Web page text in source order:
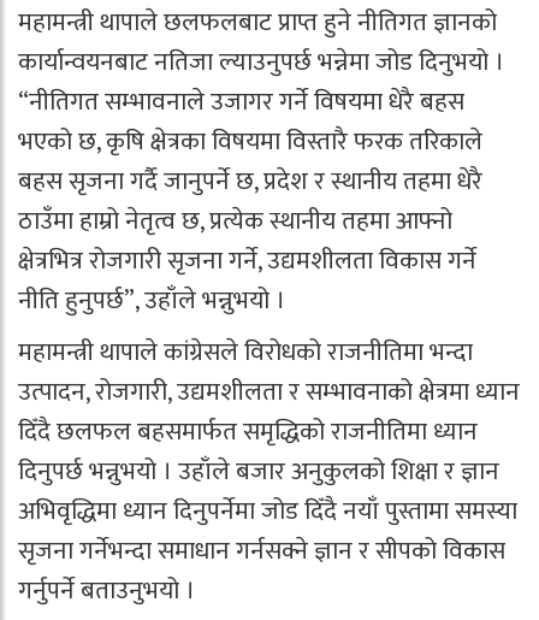
महामन्त्री थापाले छलफलबाट प्राप्त हुने नीतिगत ज्ञानको
कार्यान्वयनबाट नतिजा ल्याउनुपर्छ भन्नेमा जोड दिनुभयो ।
“नीतिगत सम्भावनाले उजागर गर्ने विषयमा धेरै बहस
भएको छ, कृषि क्षेत्रका विषयमा विस्तारै फरक तरिकाले
बहस सृजना गर्दै जानुपर्ने छ, प्रदेश र स्थानीय तहमा धेरै
ठाउँमा हाम्रो नेतृत्व छ, प्रत्येक स्थानीय तहमा आफ्नो
क्षेत्रभित्र रोजगारी सृजना गर्ने, उद्यमशीलता विकास गर्ने
नीति हुनुपर्छ”, उहाँले भन्नुभयो ।
महामन्त्री थापाले कांग्रेसले विरोधको राजनीतिमा भन्दा
उत्पादन, रोजगारी, उद्यमशीलता र सम्भावनाको क्षेत्रमा ध्यान
दिँदै छलफल बहसमार्फत समृद्धिको राजनीतिमा ध्यान
दिनुपर्छ भन्नुभयो । उहाँले बजार अनुकुलको शिक्षा र ज्ञान
अभिवृद्धिमा ध्यान दिनुपर्नेमा जोड दिँदै नयाँ पुस्तामा समस्या
सृजना गर्नेभन्दा समाधान गर्नसक्ने ज्ञान र सीपको विकास
गर्नुपर्ने बताउनुभयो ।